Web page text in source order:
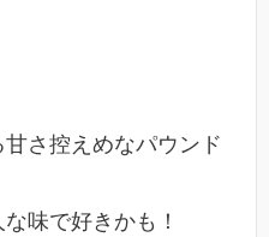
さ控えめなパウンド
味で好きかも！